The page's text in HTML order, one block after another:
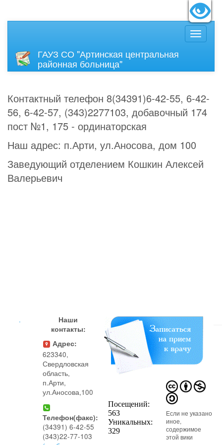
ГАУЗ СО "Артинская центральная
районная больница"
Контактный телефон 8(34391)6-42-55, 6-42-
56, 6-42-57, (343)2277103, добавочный 174
пост №1, 175 - ординаторская
Наш адрес: п.Арти, ул.Аносова, дом 100
Заведующий отделением Кошкин Алексей
Валерьевич
.
Наши
контакты:
Адрес:
623340,
Свердловская
область,
п.Арти,
ул.Аносова,100
Телефон(факс):
(34391) 6-42-55
(343)22-77-103
Если не указано
иное,
содержимое
этой вики